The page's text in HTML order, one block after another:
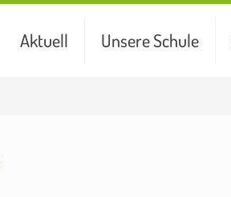
Aktuell Unsere Schule